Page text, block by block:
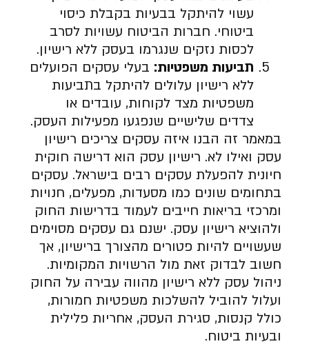
עשוי להיתקל בבעיות בקבלת כיסוי
ביטוחי. חברות הביטוח עשויות לסרב
לכסות נזקים שנגרמו בעסק ללא רישיון.
תביעות משפטיות: בעלי עסקים הפועלים
ללא רישיון עלולים להיתקל בתביעות
משפטיות מצד לקוחות, עובדים או
צדדים שלישיים שנפגעו מפעילות העסק.
במאמר זה הבנו איזה עסקים צריכים רישיון
עסק ואילו לא. רישיון עסק הוא דרישה חוקית
חיונית להפעלת עסקים רבים בישראל. עסקים
בתחומים שונים כמו מסעדות, מפעלים, חנויות
ומרכזי בריאות חייבים לעמוד בדרישות החוק
ולהוציא רישיון עסק. ישנם גם עסקים מסוימים
שעשויים להיות פטורים מהצורך ברישיון, אך
חשוב לבדוק זאת מול הרשויות המקומיות.
ניהול עסק ללא רישיון מהווה עבירה על החוק
ועלול להוביל להשלכות משפטיות חמורות,
כולל קנסות, סגירת העסק, אחריות פלילית
ובעיות ביטוח.